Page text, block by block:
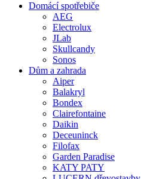
Domácí spotřebiče
AEG
Electrolux
JLab
Skullcandy
Sonos
Dům a zahrada
Aiper
Balakryl
Bondex
Clairefontaine
Daikin
Deceuninck
Filofax
Garden Paradise
KATY PATY